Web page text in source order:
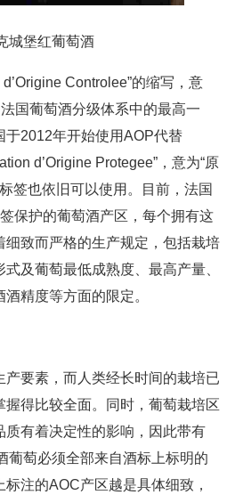
城堡红葡萄酒
Controlee”的缩写，意
国葡萄酒分级体系中的最高一
于2012年开始使用AOP代替
d’Origine Protegee”，意为“原
签也依旧可以使用。目前，法国
保护的葡萄酒产区，每个拥有这
细致而严格的生产规定，包括栽培
及葡萄最低成熟度、最高产量、
精度等方面的限定。
产要素，而人类经长时间的栽培已
得比较全面。同时，葡萄栽培区
质有着决定性的影响，因此带有
葡萄必须全部来自酒标上标明的
注的AOC产区越是具体细致，